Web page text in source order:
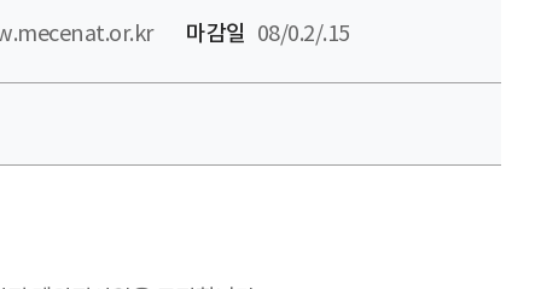
마감일 08/0.2/.15